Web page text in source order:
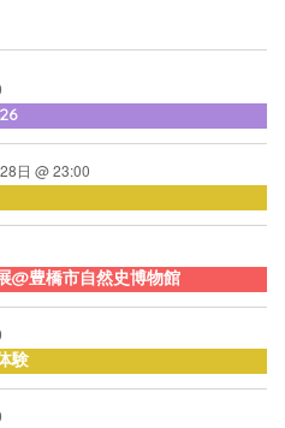
ョ
ン
を
表
示
日 @ 23:00
@豊橋市自然史博物館
験